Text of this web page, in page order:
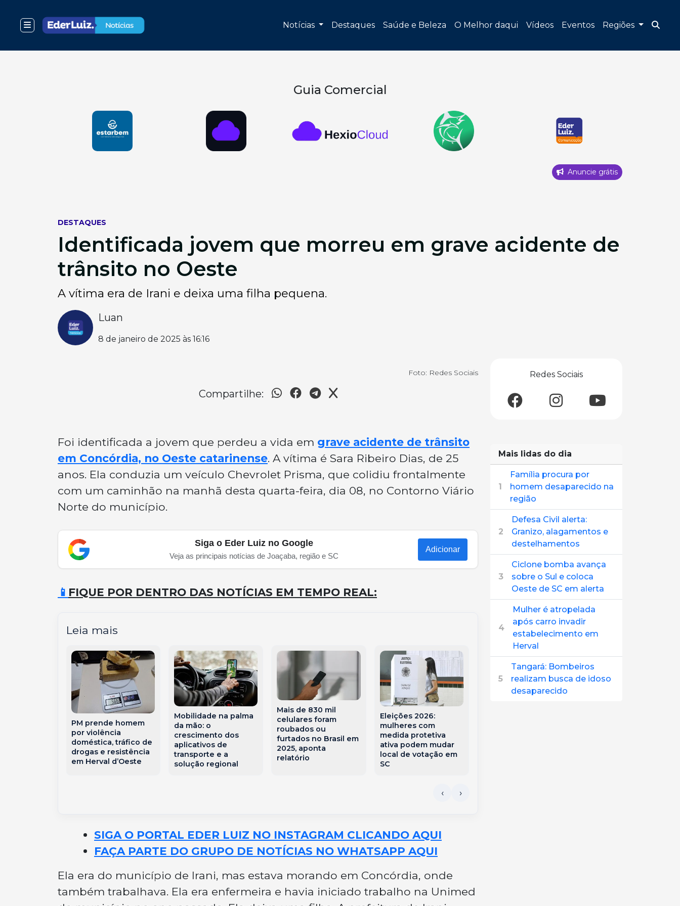
Notícias Destaques Saúde e Beleza O Melhor daqui Vídeos Eventos Regiões
Guia Comercial
Anuncie grátis
DESTAQUES
Identificada jovem que morreu em grave acidente de
trânsito no Oeste
A vítima era de Irani e deixa uma filha pequena.
Luan
8 de janeiro de 2025 às 16:16
Foto: Redes Sociais
Compartilhe:
Foi identificada a jovem que perdeu a vida em grave acidente de trânsito
em Concórdia, no Oeste catarinense. A vítima é Sara Ribeiro Dias, de 25
anos. Ela conduzia um veículo Chevrolet Prisma, que colidiu frontalmente
com um caminhão na manhã desta quarta-feira, dia 08, no Contorno Viário
Norte do município.
Siga o Eder Luiz no Google
Veja as principais notícias de Joaçaba, região e SC
Adicionar
📱 FIQUE POR DENTRO DAS NOTÍCIAS EM TEMPO REAL:
Leia mais
PM prende homem
por violência
doméstica, tráfico de
drogas e resistência
em Herval d’Oeste
Mobilidade na palma
da mão: o
crescimento dos
aplicativos de
transporte e a
solução regional
Mais de 830 mil
celulares foram
roubados ou
furtados no Brasil em
2025, aponta
relatório
Eleições 2026:
mulheres com
medida protetiva
ativa podem mudar
local de votação em
SC
SIGA O PORTAL EDER LUIZ NO INSTAGRAM CLICANDO AQUI
FAÇA PARTE DO GRUPO DE NOTÍCIAS NO WHATSAPP AQUI
Ela era do município de Irani, mas estava morando em Concórdia, onde
também trabalhava. Ela era enfermeira e havia iniciado trabalho na Unimed
Redes Sociais
Mais lidas do dia
1
Família procura por
homem desaparecido na
região
2
Defesa Civil alerta:
Granizo, alagamentos e
destelhamentos
3
Ciclone bomba avança
sobre o Sul e coloca
Oeste de SC em alerta
4
Mulher é atropelada
após carro invadir
estabelecimento em
Herval
5
Tangará: Bombeiros
realizam busca de idoso
desaparecido